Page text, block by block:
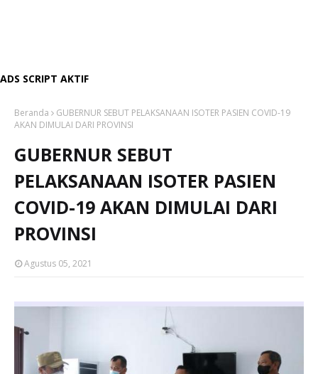
ADS SCRIPT AKTIF
Beranda
GUBERNUR SEBUT PELAKSANAAN ISOTER PASIEN COVID-19
AKAN DIMULAI DARI PROVINSI
GUBERNUR SEBUT
PELAKSANAAN ISOTER PASIEN
COVID-19 AKAN DIMULAI DARI
PROVINSI
Agustus 05, 2021